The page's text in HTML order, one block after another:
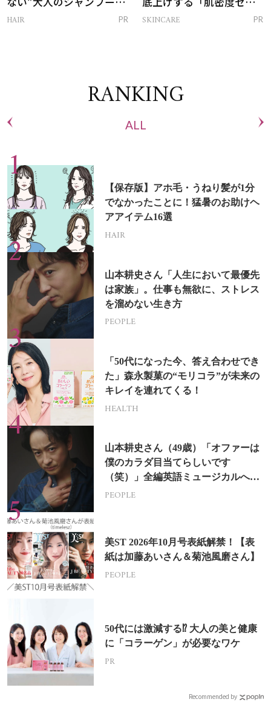
トリートメントって？
HAIR PR
ム」
SKINCARE PR
RANKING
ALL
【保存版】アホ毛・うねり髪が1分
でなかったことに！猛暑のお助けヘ
アアイテム16選
HAIR
山本耕史さん「人生において最優先
は家族」。仕事も無欲に、ストレス
を溜めない生き方
PEOPLE
「50代になった今、答え合わせでき
た」森永製菓の“モリコラ”が未来の
キレイを連れてくる！
HEALTH
山本耕史さん（49歳）「オファーは
僕のカラダ目当てらしいです
（笑）」全編英語ミュージカルへの
挑戦
PEOPLE
美ST 2026年10月号表紙解禁！【表
紙は加藤あいさん＆菊池風磨さん】
PEOPLE
50代には激減する⁉ 大人の美と健康
に「コラーゲン」が必要なワケ
PR
Recommended by